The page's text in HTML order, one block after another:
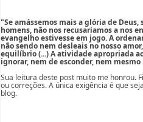
"Se amássemos mais a glória de
homens, não nos recusaríamos a nos
evangelho estivesse em jogo. A
não sendo nem desleais no nosso
equilíbrio (...) A atividade apropriada
ignorar, nem de esconder, nem
Sua leitura deste post muito me honrou.
ou correções. A única exigência é que
blog.